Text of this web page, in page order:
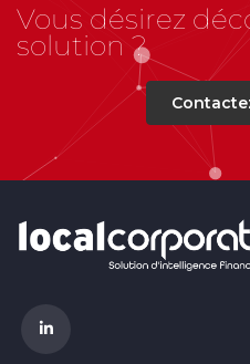
Vous désirez
solution ?